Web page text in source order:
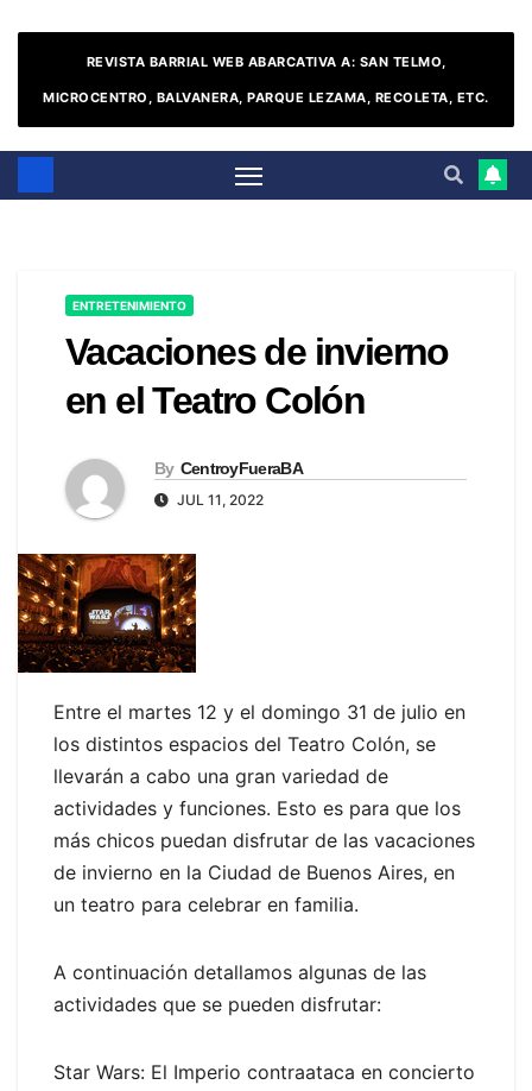
REVISTA BARRIAL WEB ABARCATIVA A: SAN TELMO,
MICROCENTRO, BALVANERA, PARQUE LEZAMA, RECOLETA, ETC.
ENTRETENIMIENTO
Vacaciones de invierno
en el Teatro Colón
By CentroyFueraBA
JUL 11, 2022
Entre el martes 12 y el domingo 31 de julio en
los distintos espacios del Teatro Colón, se
llevarán a cabo una gran variedad de
actividades y funciones. Esto es para que los
más chicos puedan disfrutar de las vacaciones
de invierno en la Ciudad de Buenos Aires, en
un teatro para celebrar en familia.
A continuación detallamos algunas de las
actividades que se pueden disfrutar:
Star Wars: El Imperio contraataca en concierto